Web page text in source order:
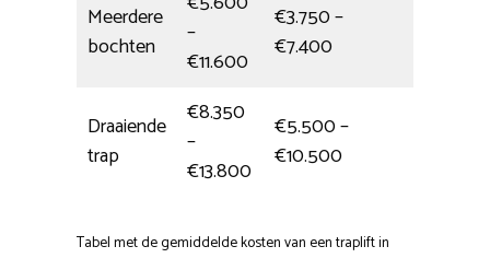
Meerdere
bochten
–
€11.600
€3.750 –
€7.400
Draaiende
trap
€8.350
–
€13.800
€5.500 –
€10.500
Tabel met de gemiddelde kosten van een traplift in